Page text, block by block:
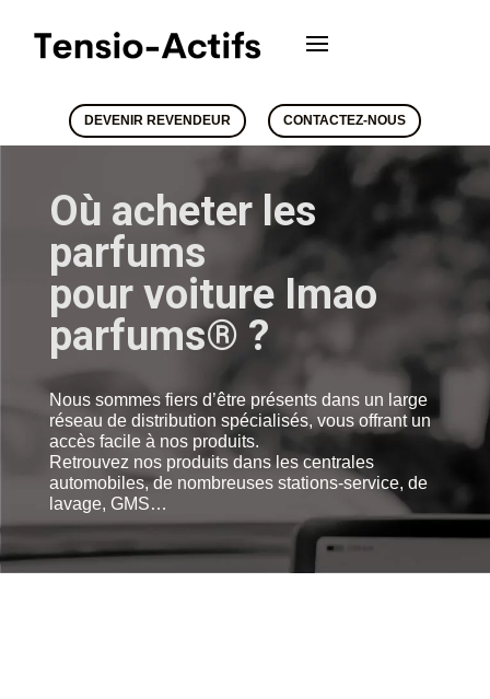
DEVENIR REVENDEUR CONTACTEZ-NOUS
Où acheter les
parfums
pour voiture Imao
parfums® ?
Nous sommes fiers d’être présents dans un large
réseau de distribution spécialisés, vous offrant un
accès facile à nos produits.
Retrouvez nos produits dans les centrales
automobiles, de nombreuses stations-service, de
lavage, GMS…